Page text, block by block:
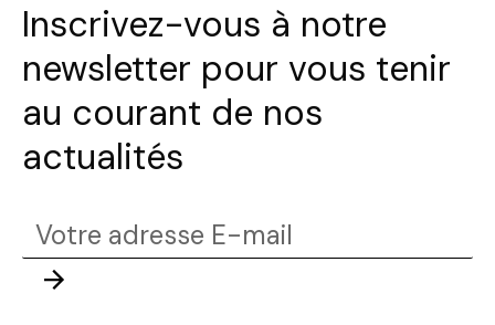
Inscrivez-vous à notre
newsletter pour vous tenir
au courant de nos
actualités
Votre
adresse
E-
Envoyer